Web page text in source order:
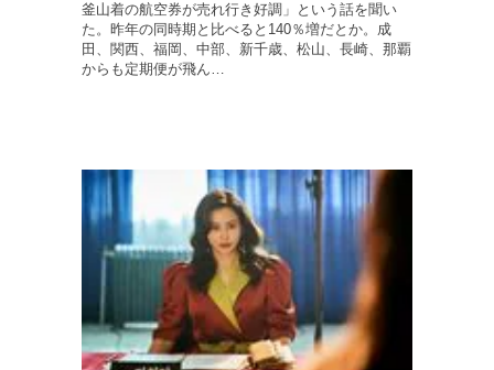
釜山着の航空券が売れ行き好調」という話を聞い
た。昨年の同時期と比べると140％増だとか。成
田、関西、福岡、中部、新千歳、松山、長崎、那覇
からも定期便が飛ん…